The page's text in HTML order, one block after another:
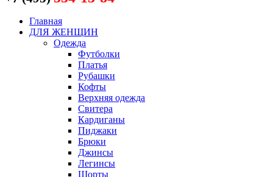
Главная
ДЛЯ ЖЕНЩИН
Одежда
Футболки
Платья
Рубашки
Кофты
Верхняя одежда
Свитера
Кардиганы
Пиджаки
Брюки
Джинсы
Легинсы
Шорты